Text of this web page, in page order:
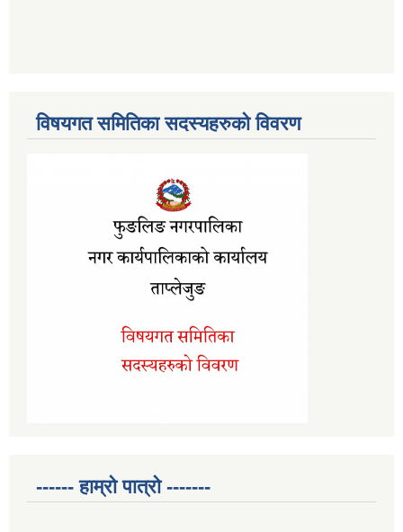
विषयगत समितिका सदस्यहरुको विवरण
------ हाम्रो पात्रो -------